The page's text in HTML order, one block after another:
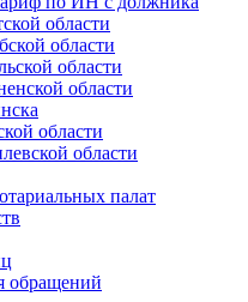
области
области
области
области
области
области
палат
обращений